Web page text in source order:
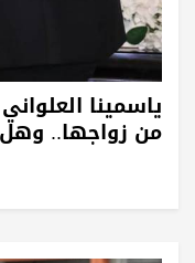
ياسمينا
من زواجها..